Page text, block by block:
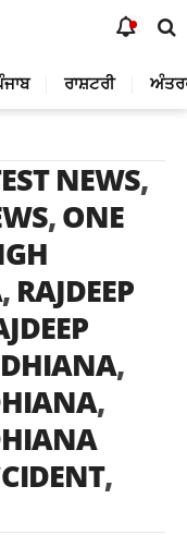
ਰਾਸ਼ਟਰੀ
NEWS,
,ONE
, RAJDEEP
,
,
,